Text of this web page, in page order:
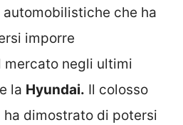
che ha
imporre
mercato negli ultimi
la Hyundai. Il colosso
ha dimostrato di potersi